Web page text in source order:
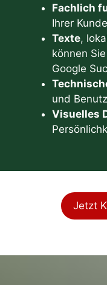
Fachlich
Ihrer
Texte,
können
Google
und
Visuelles
Jetzt